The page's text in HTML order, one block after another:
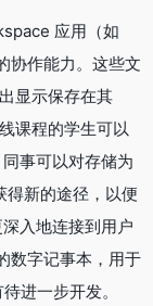
应用（如
协作能力。这些文
显示保存在其
课程的学生可以
事可以对存储为
得新的途径，以便
入地连接到用户
数字记事本，用于
进一步开发。